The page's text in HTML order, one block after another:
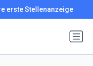
erste Stellenanzeige